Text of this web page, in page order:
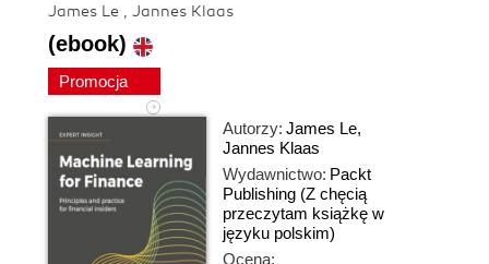
James Le , Jannes Klaas
(ebook)
Promocja
Autorzy: James Le,
Jannes Klaas
Wydawnictwo: Packt
Publishing (Z chęcią
przeczytam książkę w
języku polskim)
Ocena: